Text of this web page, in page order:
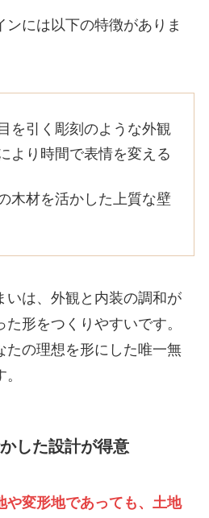
には以下の特徴がありま
を引く彫刻のような外観
より時間で表情を変える
木材を活かした上質な壁
いは、外観と内装の調和が
形をつくりやすいです。
たの理想を形にした唯一無
した設計が得意
や変形地であっても、土地